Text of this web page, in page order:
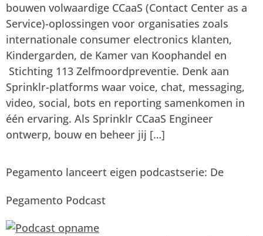
bouwen volwaardige CCaaS (Contact Center as a
Service)-oplossingen voor organisaties zoals
internationale consumer electronics klanten,
Kindergarden, de Kamer van Koophandel en
Stichting 113 Zelfmoordpreventie. Denk aan
Sprinklr-platforms waar voice, chat, messaging,
video, social, bots en reporting samenkomen in
één ervaring. Als Sprinklr CCaaS Engineer
ontwerp, bouw en beheer jij […]
Pegamento lanceert eigen podcastserie: De
Pegamento Podcast